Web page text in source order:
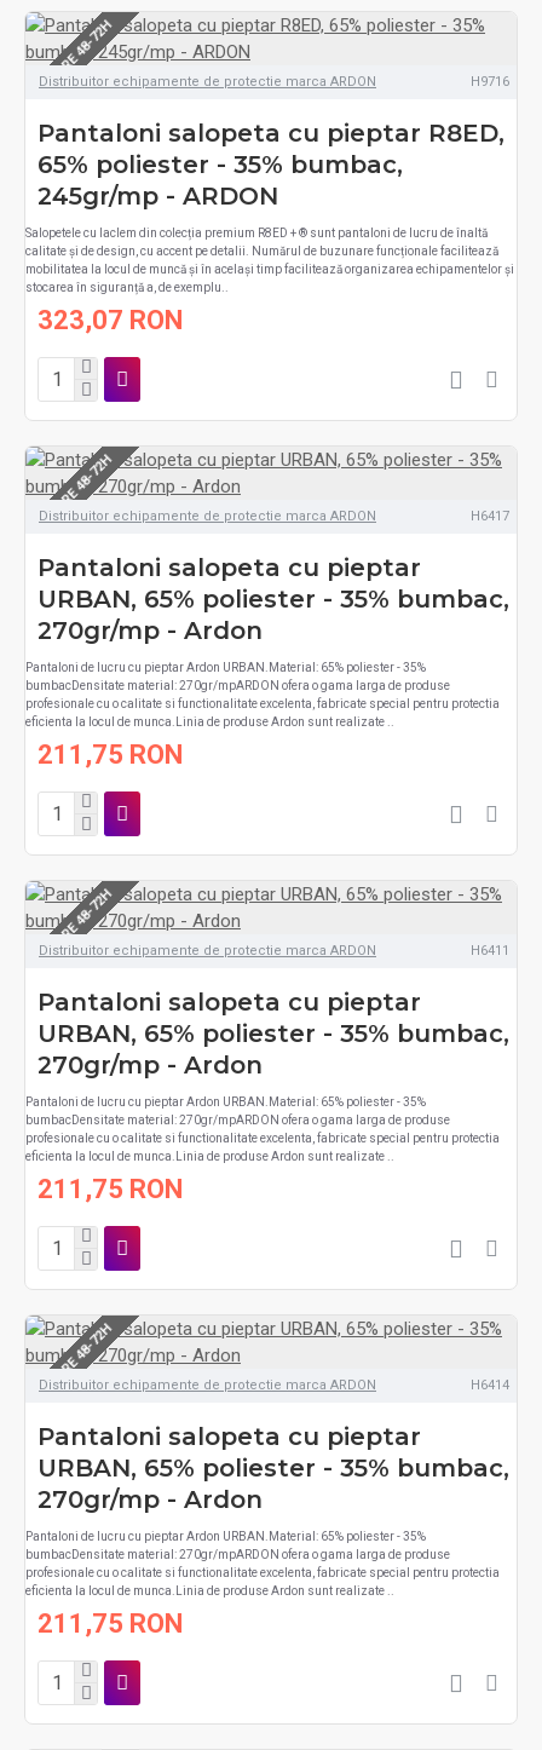
LIVRARE 48-72H
Distribuitor echipamente de protectie marca ARDON H9716
Pantaloni salopeta cu pieptar R8ED,
65% poliester - 35% bumbac,
245gr/mp - ARDON
Salopetele cu laclem din colecția premium R8ED + ® sunt pantaloni de lucru de înaltă
calitate și de design, cu accent pe detalii. Numărul de buzunare funcționale facilitează
mobilitatea la locul de muncă și în același timp facilitează organizarea echipamentelor și
stocarea în siguranță a, de exemplu..
323,07 RON
LIVRARE 48-72H
Distribuitor echipamente de protectie marca ARDON H6417
Pantaloni salopeta cu pieptar
URBAN, 65% poliester - 35% bumbac,
270gr/mp - Ardon
Pantaloni de lucru cu pieptar Ardon URBAN.Material: 65% poliester - 35%
bumbacDensitate material: 270gr/mpARDON ofera o gama larga de produse
profesionale cu o calitate si functionalitate excelenta, fabricate special pentru protectia
eficienta la locul de munca.Linia de produse Ardon sunt realizate ..
211,75 RON
LIVRARE 48-72H
Distribuitor echipamente de protectie marca ARDON H6411
Pantaloni salopeta cu pieptar
URBAN, 65% poliester - 35% bumbac,
270gr/mp - Ardon
Pantaloni de lucru cu pieptar Ardon URBAN.Material: 65% poliester - 35%
bumbacDensitate material: 270gr/mpARDON ofera o gama larga de produse
profesionale cu o calitate si functionalitate excelenta, fabricate special pentru protectia
eficienta la locul de munca.Linia de produse Ardon sunt realizate ..
211,75 RON
LIVRARE 48-72H
Distribuitor echipamente de protectie marca ARDON H6414
Pantaloni salopeta cu pieptar
URBAN, 65% poliester - 35% bumbac,
270gr/mp - Ardon
Pantaloni de lucru cu pieptar Ardon URBAN.Material: 65% poliester - 35%
bumbacDensitate material: 270gr/mpARDON ofera o gama larga de produse
profesionale cu o calitate si functionalitate excelenta, fabricate special pentru protectia
eficienta la locul de munca.Linia de produse Ardon sunt realizate ..
211,75 RON